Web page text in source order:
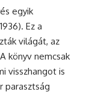
egyik
Ez a
világát, az
könyv nemcsak
visszhangot is
parasztság